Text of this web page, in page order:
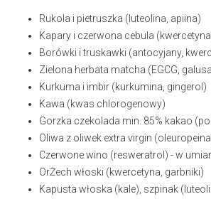
Rukola i pietruszka (luteolina, apiina)
Kapary i czerwona cebula
Borówki i truskawki (antocyjany,
Zielona herbata matcha (EGCG,
Kurkuma i imbir (kurkumina, gingerol)
Kawa (kwas chlorogenowy)
Gorzka czekolada min. 85% kakao
Oliwa z oliwek extra virgin
Czerwone wino (resweratrol) - w
OrŻech włoski (kwercetyna, garbniki)
Kapusta włoska (kale), szpinak